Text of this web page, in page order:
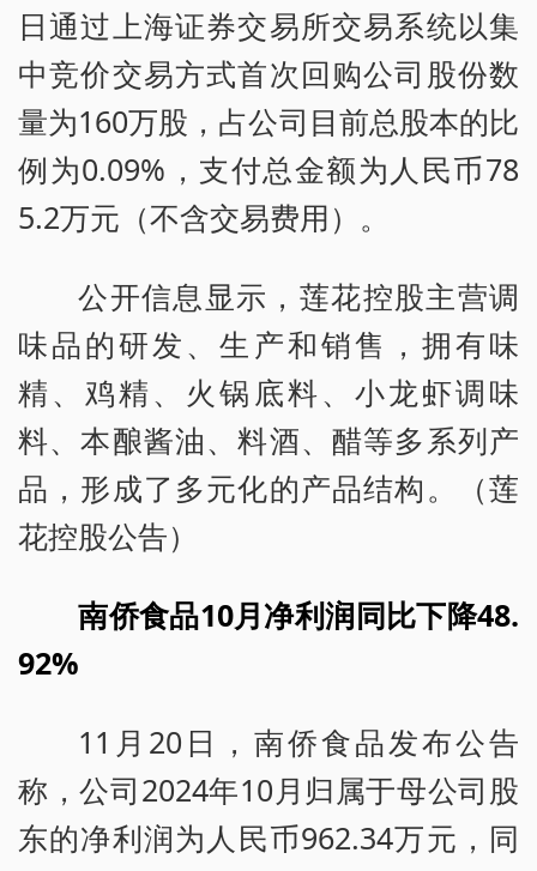
日通过上海证券交易所交易系统以集
中竞价交易方式首次回购公司股份数
量为160万股，占公司目前总股本的比
例为0.09%，支付总金额为人民币78
5.2万元（不含交易费用）。
公开信息显示，莲花控股主营调
味品的研发、生产和销售，拥有味
精、鸡精、火锅底料、小龙虾调味
料、本酿酱油、料酒、醋等多系列产
品，形成了多元化的产品结构。（莲
花控股公告）
南侨食品10月净利润同比下降48.
92%
11月20日，南侨食品发布公告
称，公司2024年10月归属于母公司股
东的净利润为人民币962.34万元，同